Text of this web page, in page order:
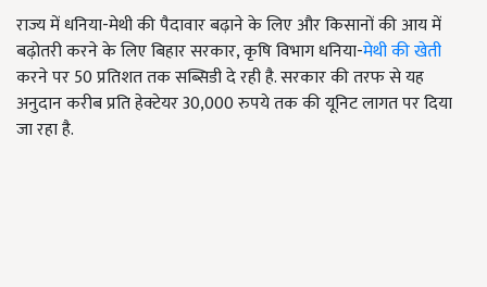
राज्य में धनिया-मेथी की पैदावार बढ़ाने के लिए और किसानों की आय में
बढ़ोतरी करने के लिए बिहार सरकार, कृषि विभाग धनिया-मेथी की खेती
करने पर 50 प्रतिशत तक सब्सिडी दे रही है. सरकार की तरफ से यह
अनुदान करीब प्रति हेक्टेयर 30,000 रुपये तक की यूनिट लागत पर दिया
जा रहा है.